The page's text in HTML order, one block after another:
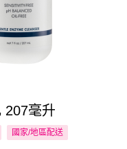
207毫升
國家/地區配送